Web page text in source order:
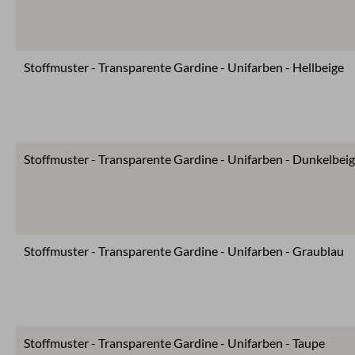
Stoffmuster - Transparente Gardine - Unifarben - Hellbeige
Stoffmuster - Transparente Gardine - Unifarben -
Stoffmuster - Transparente Gardine - Unifarben - Graublau
Stoffmuster - Transparente Gardine - Unifarben - Taupe